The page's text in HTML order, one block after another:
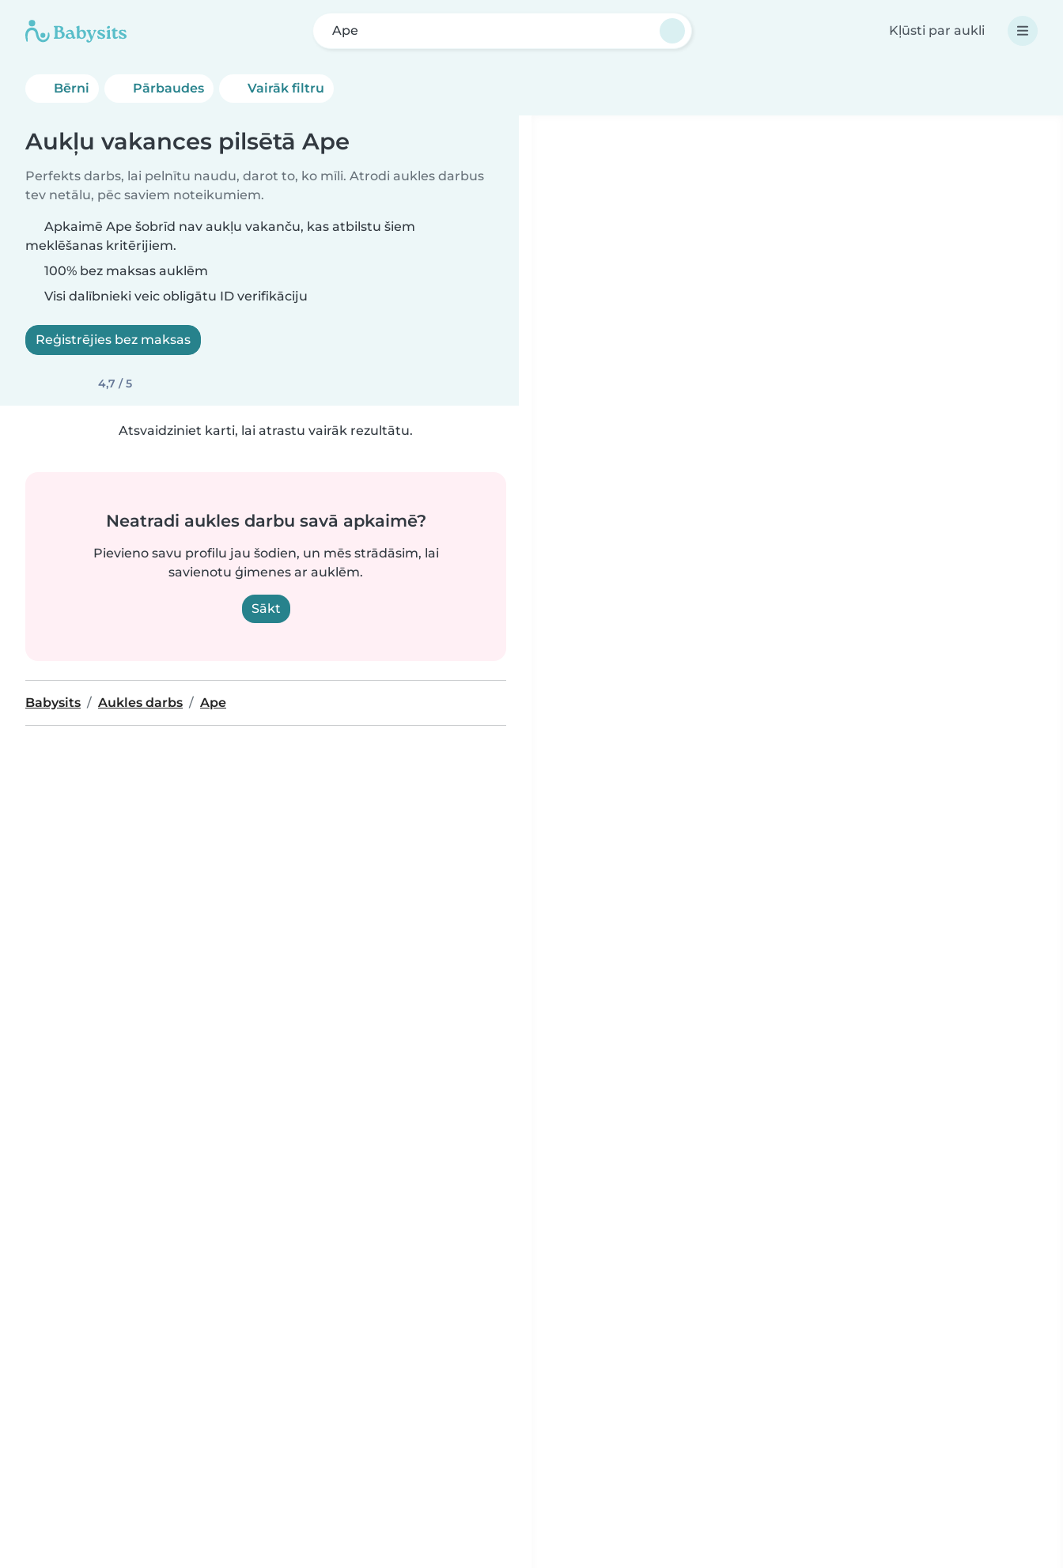
Ape Kļūsti par aukli
Bērni Pārbaudes Vairāk filtru
Aukļu vakances pilsētā Ape
Perfekts darbs, lai pelnītu naudu, darot to, ko mīli. Atrodi aukles darbus
tev netālu, pēc saviem noteikumiem.
Apkaimē Ape šobrīd nav aukļu vakanču, kas atbilstu šiem
meklēšanas kritērijiem.
100% bez maksas auklēm
Visi dalībnieki veic obligātu ID verifikāciju
Reģistrējies bez maksas
4,7 / 5
Atsvaidziniet karti, lai atrastu vairāk rezultātu.
Neatradi aukles darbu savā apkaimē?
Pievieno savu profilu jau šodien, un mēs strādāsim, lai
savienotu ģimenes ar auklēm.
Sākt
Babysits Aukles darbs Ape